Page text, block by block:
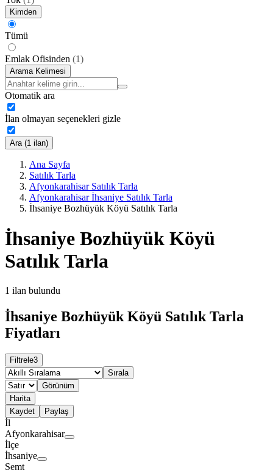
Kimden
Tümü
Emlak Ofisinden (1)
Arama Kelimesi
Otomatik ara
İlan olmayan seçenekleri gizle
Ara (1 ilan)
Ana Sayfa
Satılık Tarla
Afyonkarahisar Satılık Tarla
Afyonkarahisar İhsaniye Satılık Tarla
İhsaniye Bozhüyük Köyü Satılık Tarla
İhsaniye Bozhüyük Köyü
Satılık Tarla
1 ilan bulundu
İhsaniye Bozhüyük Köyü Satılık Tarla
Fiyatları
Filtrele3
Sırala
Görünüm
Harita
Kaydet
Paylaş
İl
Afyonkarahisar
İlçe
İhsaniye
Semt